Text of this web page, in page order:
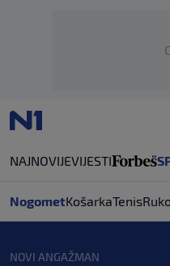
NAJNOVIJEVIJESTI
NogometKošarkaTenis
NOVI ANGAŽMAN